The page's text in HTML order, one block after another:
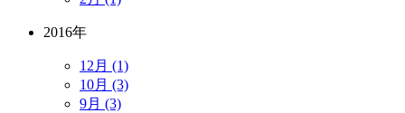
2016年
12月 (1)
10月 (3)
9月 (3)